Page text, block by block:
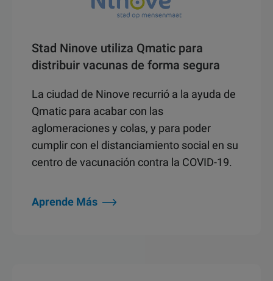
Stad Ninove utiliza Qmatic para
distribuir vacunas de forma segura
La ciudad de Ninove recurrió a la ayuda de
Qmatic para acabar con las
aglomeraciones y colas, y para poder
cumplir con el distanciamiento social en su
centro de vacunación contra la COVID-19.
Aprende Más